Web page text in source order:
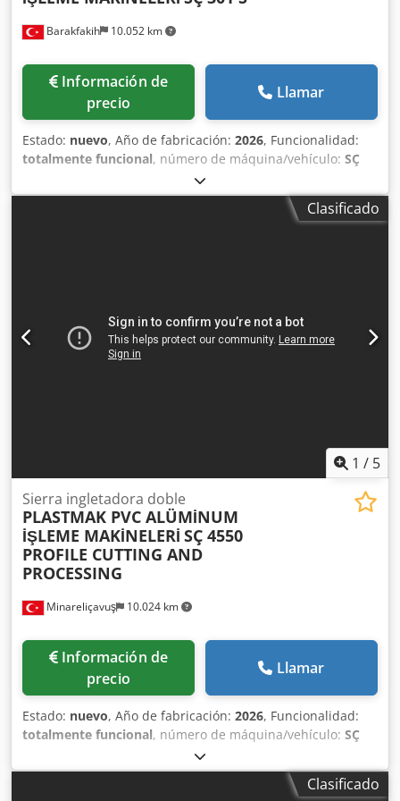
Barakfakih 10.052 km
Información de
precio
Llamar
Estado: nuevo, Año de fabricación: 2026, Funcionalidad:
totalmente funcional, número de máquina/vehículo: SÇ
301 S PVC KALIPSIZ MODEL (MOLDLESS) CAM ÇITASI
KESME MAKİNASI, • Cumple con los estándares CE. • El
corte a 45 grados de perfiles de junquillo de PVC se realiza
sujeción neumático. • Posibilidad de equipar con sierra de
punta de diamante para cortar junquillo de aluminio (con
sistema de refrigeración, opcional). • Pistola de aire. •
Clasificado
1 / 5
Minareliçavuş 10.024 km
Sierra ingletadora doble
PLASTMAK PVC ALÜMİNUM
İŞLEME MAKİNELERİ SÇ 4550
PROFILE CUTTING AND
PROCESSING
Información de
precio
Llamar
Estado: nuevo, Año de fabricación: 2026, Funcionalidad:
totalmente funcional, número de máquina/vehículo: SÇ
4550 PROFILE CUTTING AN PROCESSING CENTER ( 9 AXIS
& 10 STATION ), - En perfiles de aluminio y PVC; ranurado,
taladrado, marcado, corte en diferentes ángulos, etc.Clasificado